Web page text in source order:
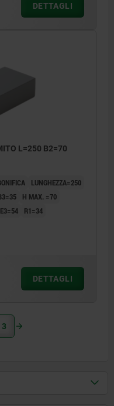
DETTAGLI
L=250 B2=70
LUNGHEZZA=250
H MAX. =70
E3=54
R1=34
DETTAGLI
3